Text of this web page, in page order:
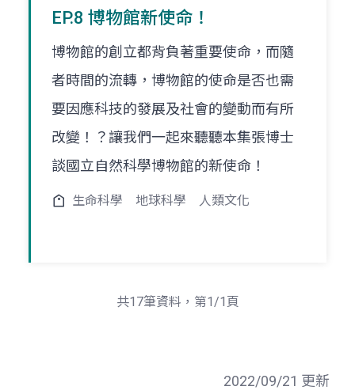
EP.8 博物館新使命！
博物館的創立都背負著重要使命，而隨
者時間的流轉，博物館的使命是否也需
要因應科技的發展及社會的變動而有所
改變！？讓我們一起來聽聽本集張博士
談國立自然科學博物館的新使命！
生命科學 地球科學 人類文化
共17筆資料，第1/1頁
2022/09/21 更新